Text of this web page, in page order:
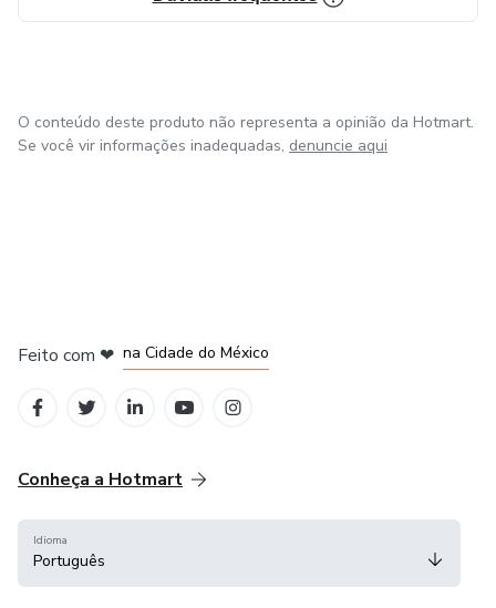
O conteúdo deste produto não representa a opinião da Hotmart.
Se você vir informações inadequadas, denuncie aqui
Feito com ❤ na Cidade do México
Conheça a Hotmart
Idioma
Português